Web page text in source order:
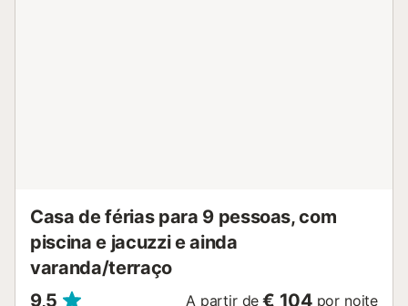
Casa de férias para 9 pessoas, com
piscina e jacuzzi e ainda
varanda/terraço
9,5
A partir de € 104 por noite